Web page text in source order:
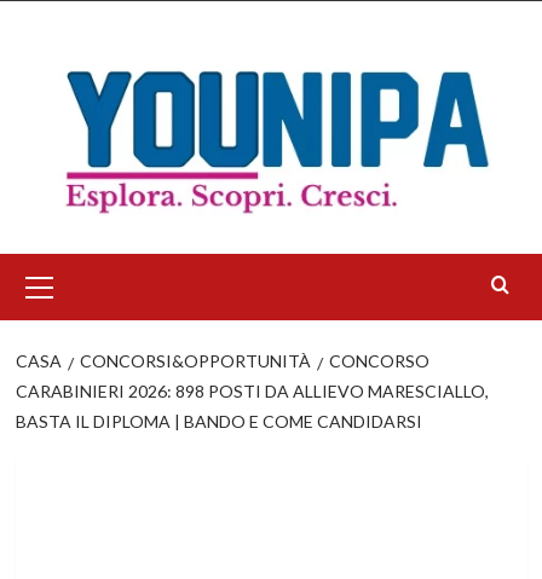
contenuto
principale
CASA CONCORSI&OPPORTUNITÀ
CONCORSO
CARABINIERI 2026: 898 POSTI DA ALLIEVO MARESCIALLO,
BASTA IL DIPLOMA | BANDO E COME CANDIDARSI